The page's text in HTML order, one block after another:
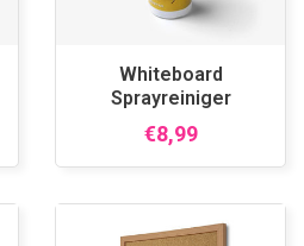
Whiteboard
Sprayreiniger
€8,99